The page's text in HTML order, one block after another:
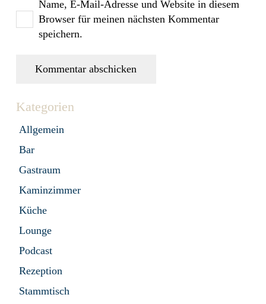
Name, E-Mail-Adresse und Website in diesem
Browser für meinen nächsten Kommentar
speichern.
Kommentar abschicken
Kategorien
Allgemein
Bar
Gastraum
Kaminzimmer
Küche
Lounge
Podcast
Rezeption
Stammtisch